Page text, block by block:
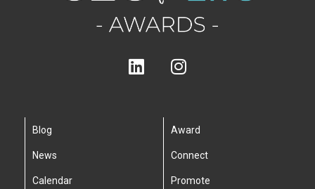
Blog
News
Calendar
Award
Connect
Promote